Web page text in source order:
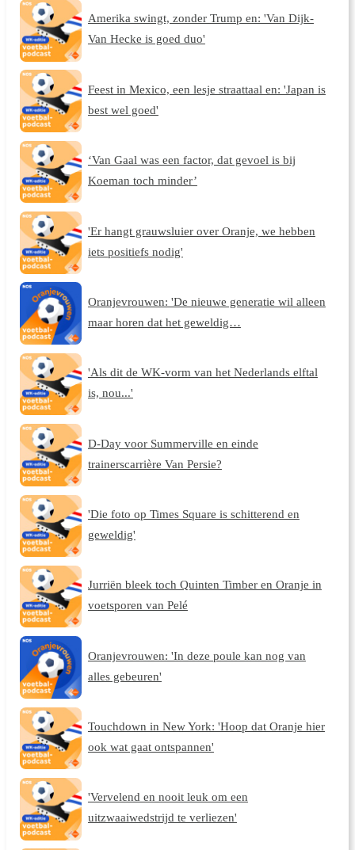
Amerika swingt, zonder Trump en: 'Van Dijk-
Van Hecke is goed duo'
Feest in Mexico, een lesje straattaal en: 'Japan is
best wel goed'
‘Van Gaal was een factor, dat gevoel is bij
Koeman toch minder’
'Er hangt grauwsluier over Oranje, we hebben
iets positiefs nodig'
Oranjevrouwen: 'De nieuwe generatie wil alleen
maar horen dat het geweldig…
'Als dit de WK-vorm van het Nederlands elftal
is, nou...'
D-Day voor Summerville en einde
trainerscarrière Van Persie?
'Die foto op Times Square is schitterend en
geweldig'
Jurriën bleek toch Quinten Timber en Oranje in
voetsporen van Pelé
Oranjevrouwen: 'In deze poule kan nog van
alles gebeuren'
Touchdown in New York: 'Hoop dat Oranje hier
ook wat gaat ontspannen'
'Vervelend en nooit leuk om een
uitzwaaiwedstrijd te verliezen'